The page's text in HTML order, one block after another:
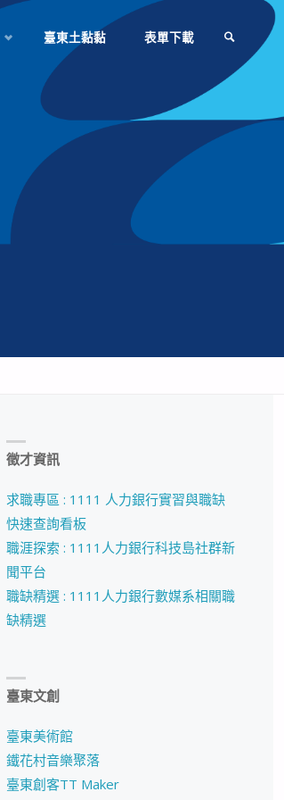
臺東土黏黏 表單下載
徵才資訊
求職專區 : 1111 人力銀行實習與職缺
快速查詢看板
職涯探索 : 1111人力銀行科技島社群新
聞平台
職缺精選 : 1111人力銀行數媒系相關職
缺精選
臺東文創
臺東美術館
鐵花村音樂聚落
臺東創客TT Maker